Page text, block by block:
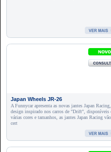
Japan Wheels JR-26
A Funnycar apresenta as novas jantes Japan
design inspirado nos carros de "Drift", disponíveis
várias cores e tamanhos, as jantes Japan Racing
cert